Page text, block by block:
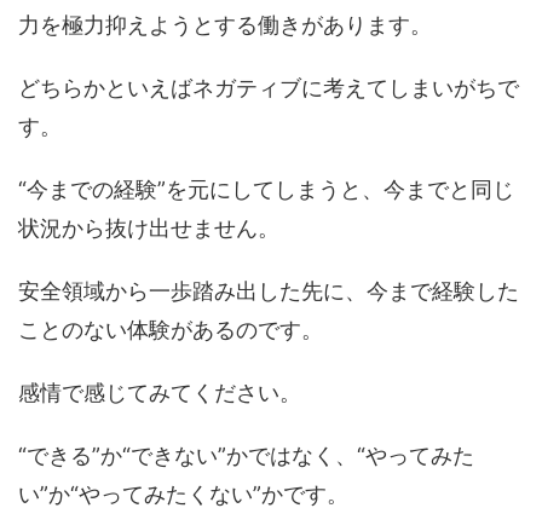
力を極力抑えようとする働きがあります。
どちらかといえばネガティブに考えてしまいがちで
す。
“今までの経験”を元にしてしまうと、今までと同じ
状況から抜け出せません。
安全領域から一歩踏み出した先に、今まで経験した
ことのない体験があるのです。
感情で感じてみてください。
“できる”か“できない”かではなく、“やってみた
い”か“やってみたくない”かです。